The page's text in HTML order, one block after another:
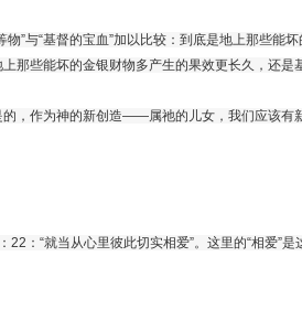
物”与“基督的宝血”加以比较：到底是地上那些能
那些能坏的金银财物多产生的果效更长久，还是
的，作为神的新创造——属祂的儿女，我们应该有
22：“就当从心里彼此切实相爱”。这里的“相爱”